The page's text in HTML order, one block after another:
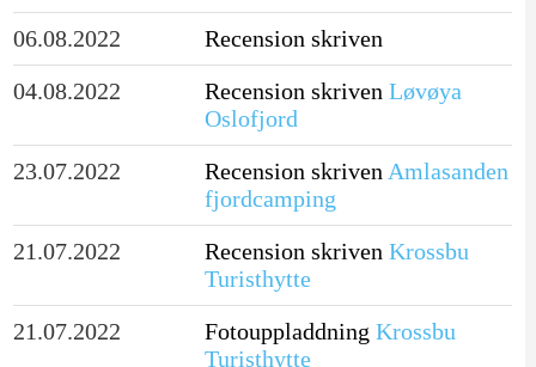
06.08.2022
Recension skriven
04.08.2022
Recension skriven Løvøya
Oslofjord
23.07.2022
Recension skriven Amlasanden
fjordcamping
21.07.2022
Recension skriven Krossbu
Turisthytte
21.07.2022
Fotouppladdning Krossbu
Turisthytte